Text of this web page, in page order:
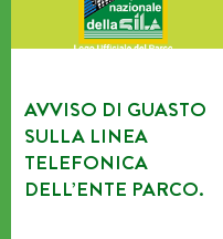
AVVISO DI GUASTO
SULLA LINEA
TELEFONICA
DELL’ENTE PARCO.